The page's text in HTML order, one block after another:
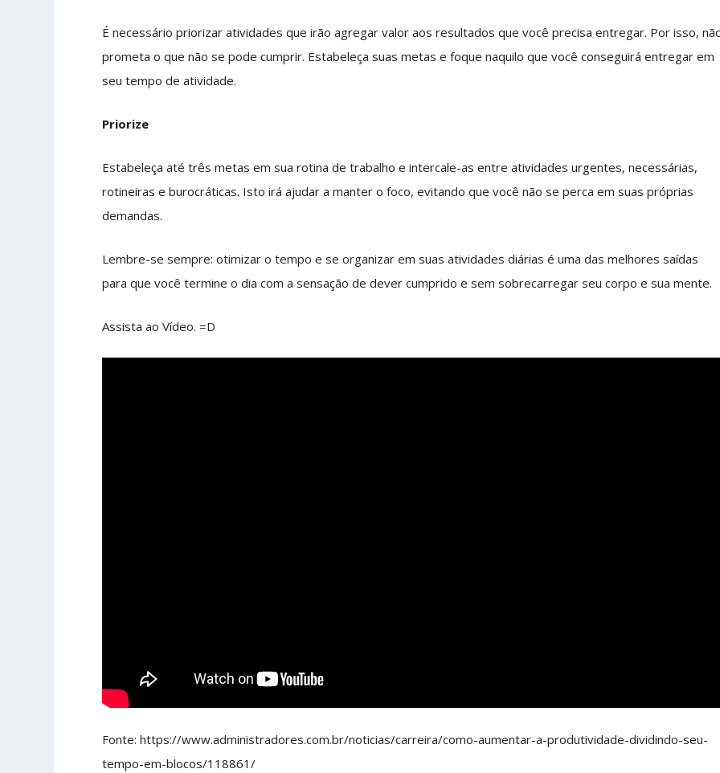
É necessário priorizar atividades que irão agregar valor aos resultados que você precisa entregar. Por isso,
prometa o que não se pode cumprir. Estabeleça suas metas e foque naquilo que você conseguirá entregar em
seu tempo de atividade.
Priorize
Estabeleça até três metas em sua rotina de trabalho e intercale-as entre atividades urgentes, necessárias,
rotineiras e burocráticas. Isto irá ajudar a manter o foco, evitando que você não se perca em suas próprias
demandas.
Lembre-se sempre: otimizar o tempo e se organizar em suas atividades diárias é uma das melhores saídas
para que você termine o dia com a sensação de dever cumprido e sem sobrecarregar seu corpo e sua mente.
Assista ao Vídeo. =D
Fonte: https://www.administradores.com.br/noticias/carreira/como-aumentar-a-produtividade-dividindo-seu-
tempo-em-blocos/118861/